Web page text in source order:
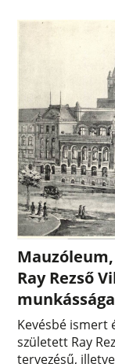
Ray Rezső
munkássága
Kevésbé ismert
született Ray
tervezésű,